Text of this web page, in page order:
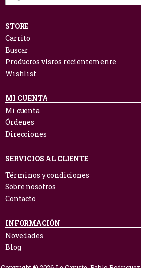
STORE
Carrito
Buscar
Productos vistos recientemente
Wishlist
MI CUENTA
Mi cuenta
Órdenes
Direcciones
SERVICIOS AL CLIENTE
Términos y condiciones
Sobre nosotros
Contacto
INFORMACIÓN
Novedades
Blog